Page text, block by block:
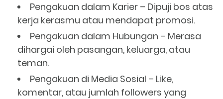
Pengakuan dalam Karier – Dipuji bos atas
kerja kerasmu atau mendapat promosi.
Pengakuan dalam Hubungan – Merasa
dihargai oleh pasangan, keluarga, atau
teman.
Pengakuan di Media Sosial – Like,
komentar, atau jumlah followers yang